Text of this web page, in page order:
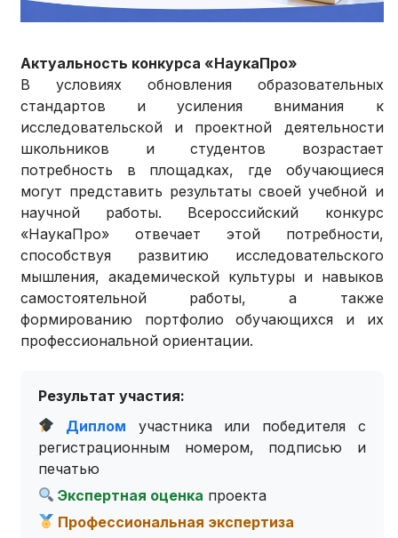
Актуальность конкурса «НаукаПро»
В условиях обновления образовательных
стандартов и усиления внимания к
исследовательской и проектной деятельности
школьников и студентов возрастает
потребность в площадках, где обучающиеся
могут представить результаты своей учебной и
научной работы. Всероссийский конкурс
«НаукаПро» отвечает этой потребности,
способствуя развитию исследовательского
мышления, академической культуры и навыков
самостоятельной работы, а также
формированию портфолио обучающихся и их
профессиональной ориентации.
Результат участия:
Диплом участника или победителя с
регистрационным номером, подписью и
печатью
Экспертная оценка проекта
Профессиональная экспертиза